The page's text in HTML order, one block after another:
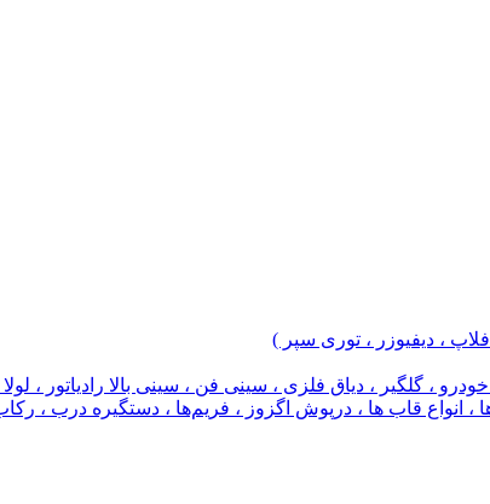
، دیفیوزر ، توری سپر )
، گلگیر ، دیاق فلزی ، سینی فن ، سینی بالا رادیاتور ،
، انواع قاب ها ، درپوش اگزوز ، فریم‌ها ، دستگیره درب ،